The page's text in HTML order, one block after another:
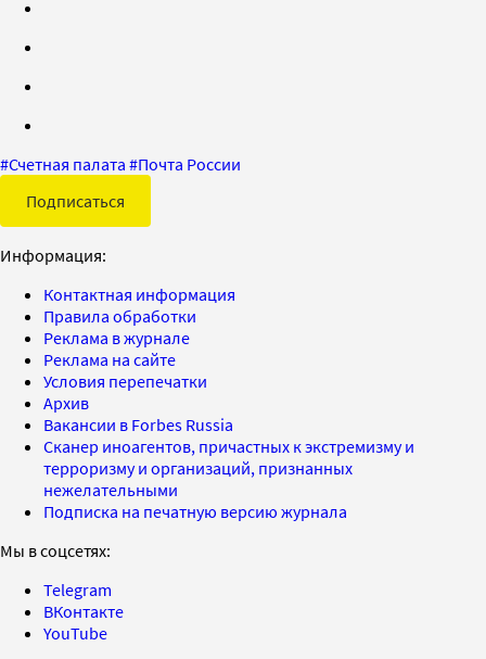
#Счетная палата #Почта России
Подписаться
Информация:
Контактная информация
Правила обработки
Реклама в журнале
Реклама на сайте
Условия перепечатки
Архив
Вакансии в Forbes Russia
Сканер иноагентов, причастных к экстремизму и
терроризму и организаций, признанных
нежелательными
Подписка на печатную версию журнала
Мы в соцсетях:
Telegram
ВКонтакте
YouTube